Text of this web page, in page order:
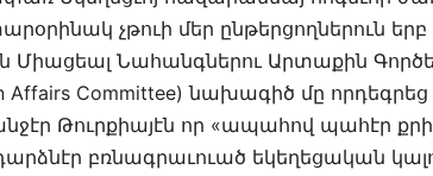
չթուի մեր ընթերցողներուն երբ
Միացեալ Նահանգներու Արտաքին
Affairs Committee) նախագիծ մը
Թուրքիայէն որ «ապահով պահէր
բռնագրաւուած եկեղեցական